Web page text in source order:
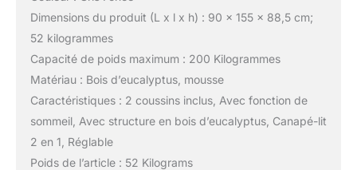
Dimensions du produit (L x l x h) : 90 x 155 x 88,5 cm;
52 kilogrammes
Capacité de poids maximum : 200 Kilogrammes
Matériau : Bois d’eucalyptus, mousse
Caractéristiques : 2 coussins inclus, Avec fonction de
sommeil, Avec structure en bois d’eucalyptus, Canapé-lit
2 en 1, Réglable
Poids de l’article : 52 Kilograms